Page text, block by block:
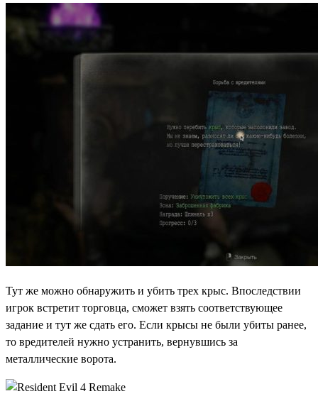
Тут же можно обнаружить и убить трех крыс. Впоследствии
игрок встретит торговца, сможет взять соответствующее
задание и тут же сдать его. Если крысы не были убиты ранее,
то вредителей нужно устранить, вернувшись за
металлические ворота.